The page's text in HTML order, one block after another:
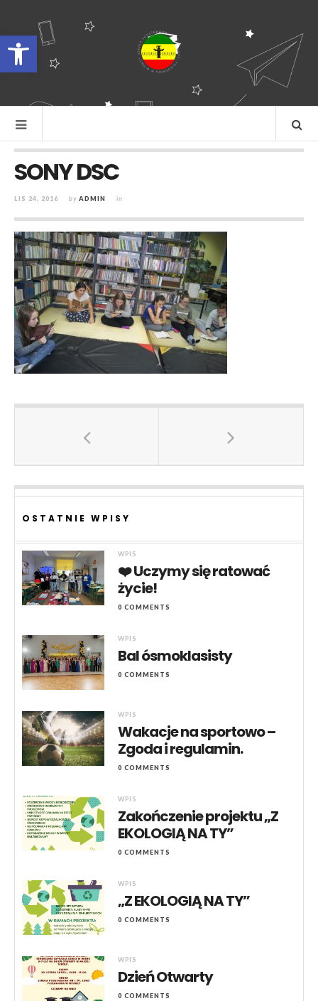
Otwórz pasek narzędzi
SONY DSC
LIS 24, 2016 by ADMIN in
OSTATNIE WPISY
WPIS
❤️ Uczymy się ratować
życie!
0 COMMENTS
WPIS
Bal ósmoklasisty
0 COMMENTS
WPIS
Wakacje na sportowo –
Zgoda i regulamin.
0 COMMENTS
WPIS
Zakończenie projektu „Z
EKOLOGIĄ NA TY”
0 COMMENTS
WPIS
„Z EKOLOGIĄ NA TY”
0 COMMENTS
WPIS
Dzień Otwarty
0 COMMENTS